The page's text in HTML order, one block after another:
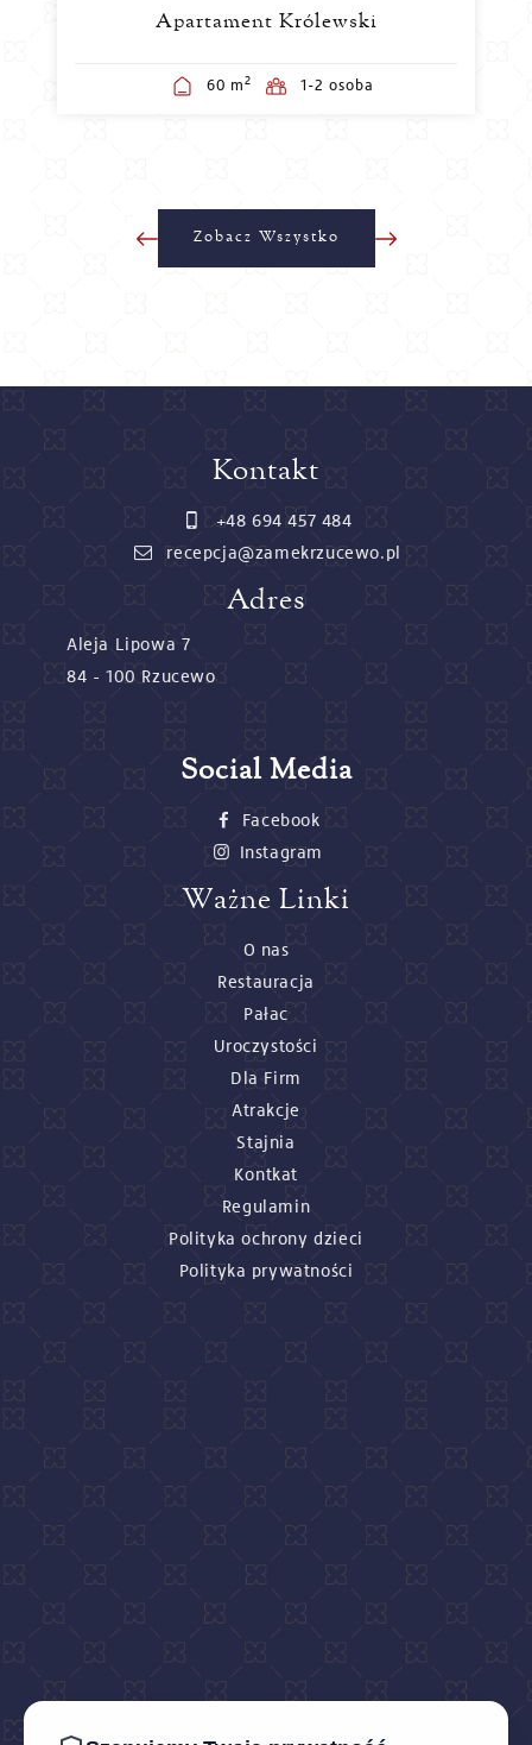
Apartament Królewski
60 m 2 1-2 osoba
Zobacz Wszystko
Kontakt
+48 694 457 484
recepcja@zamekrzucewo.pl
Adres
Aleja Lipowa 7
84 - 100 Rzucewo
Social Media
Facebook
Instagram
Ważne Linki
O nas
Restauracja
Pałac
Uroczystości
Dla Firm
Atrakcje
Stajnia
Kontkat
Regulamin
Polityka ochrony dzieci
Polityka prywatności